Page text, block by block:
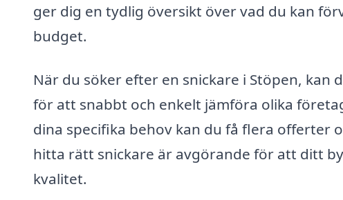
ger dig en tydlig översikt över vad du kan
budget.
När du söker efter en snickare i Stöpen,
för att snabbt och enkelt jämföra olika
dina specifika behov kan du få flera offerter
hitta rätt snickare är avgörande för att ditt
kvalitet.